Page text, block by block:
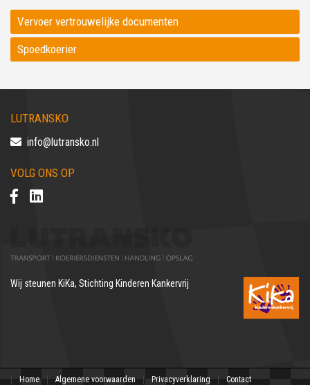
Vervoer vertrouwelijke documenten
Spoedkoerier
LUTRANSKO
info@lutransko.nl
VOLG ONS OP
Wij steunen KiKa, Stichting Kinderen Kankervrij
Home Algemene voorwaarden Privacyverklaring Contact